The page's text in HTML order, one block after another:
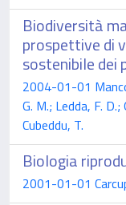
Biodiversità
prospettive di
sostenibile dei
2004-01-01
G. M.; Ledda, F.
Cubeddu, T.
Biologia
2001-01-01